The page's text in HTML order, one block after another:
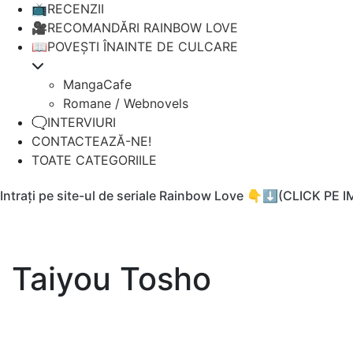
📺RECENZII
🎥RECOMANDĂRI RAINBOW LOVE
📖POVEȘTI ÎNAINTE DE CULCARE
MangaCafe
Romane / Webnovels
🗨️INTERVIURI
CONTACTEAZĂ-NE!
TOATE CATEGORIILE
Intrați pe site-ul de seriale Rainbow Love 👇⬇️(CLICK PE
Taiyou Tosho